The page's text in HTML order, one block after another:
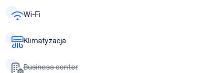
Wi-Fi
Klimatyzacja
Business center